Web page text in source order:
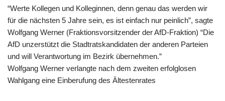
“Werte Kollegen und Kolleginnen, denn genau das werden wir
für die nächsten 5 Jahre sein, es ist einfach nur peinlich”, sagte
Wolfgang Werner (Fraktionsvorsitzender der AfD-Fraktion) “Die
AfD unzerstützt die Stadtratskandidaten der anderen Parteien
und will Verantwortung im Bezirk übernehmen.”
Wolfgang Werner verlangte nach dem zweiten erfolglosen
Wahlgang eine Einberufung des Ältestenrates